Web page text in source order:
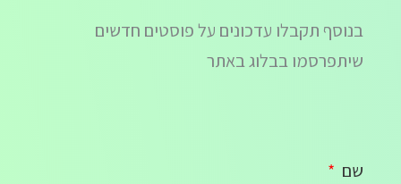
בנוסף תקבלו עדכונים על פוסטים חדשים
שיתפרסמו בבלוג באתר
שם